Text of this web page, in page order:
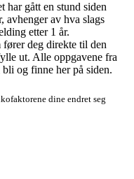
har gått en stund siden
avhenger av hva slags
etter 1 år.
deg direkte til den
ut. Alle oppgavene fra
og finne her på siden.
dine endret seg